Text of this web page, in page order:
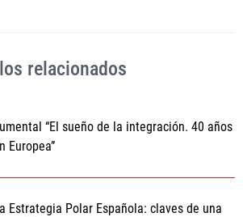
relacionados
“El sueño de la integración. 40 años
Europea”
Estrategia Polar Española: claves de una